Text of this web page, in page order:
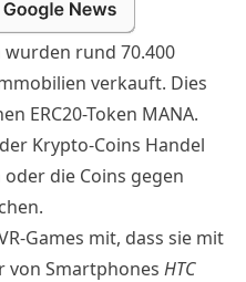
rund 70.400
verkauft. Dies
ERC20-Token MANA.
Krypto-Coins Handel
die Coins gegen
Games mit, dass sie mit
von Smartphones HTC